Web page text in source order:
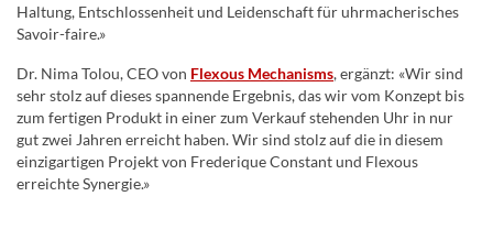
Haltung, Entschlossenheit und Leidenschaft für uhrmacherisches
Savoir-faire.»
Dr. Nima Tolou, CEO von Flexous Mechanisms, ergänzt: «Wir sind
sehr stolz auf dieses spannende Ergebnis, das wir vom Konzept bis
zum fertigen Produkt in einer zum Verkauf stehenden Uhr in nur
gut zwei Jahren erreicht haben. Wir sind stolz auf die in diesem
einzigartigen Projekt von Frederique Constant und Flexous
erreichte Synergie.»